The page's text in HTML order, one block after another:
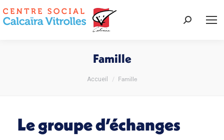
Recherche
Famille
Accueil Famille
Le groupe d’échanges